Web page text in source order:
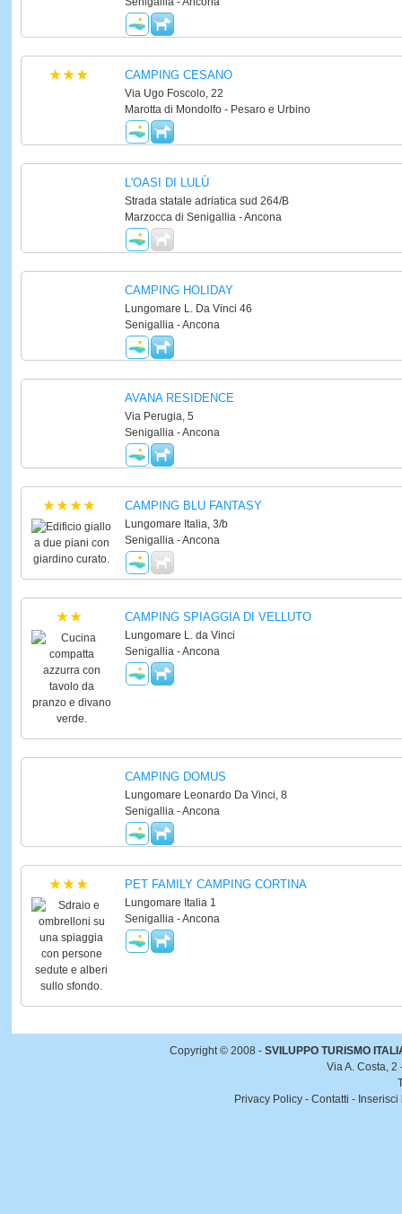
CAMPING CESANO
Via Ugo Foscolo, 22
Marotta di Mondolfo - Pesaro e Urbino
L'OASI DI LULÙ
Strada statale adriatica sud 264/B
Marzocca di Senigallia - Ancona
CAMPING HOLIDAY
Lungomare L. Da Vinci 46
Senigallia - Ancona
AVANA RESIDENCE
Via Perugia, 5
Senigallia - Ancona
CAMPING BLU FANTASY
Lungomare Italia, 3/b
Senigallia - Ancona
CAMPING SPIAGGIA DI VELLUTO
Lungomare L. da Vinci
Senigallia - Ancona
CAMPING DOMUS
Lungomare Leonardo Da Vinci, 8
Senigallia - Ancona
PET FAMILY CAMPING CORTINA
Lungomare Italia 1
Senigallia - Ancona
Copyright © 2008 - SVILUPPO TURISMO
Via A. Costa,
Privacy Policy - Contatti -